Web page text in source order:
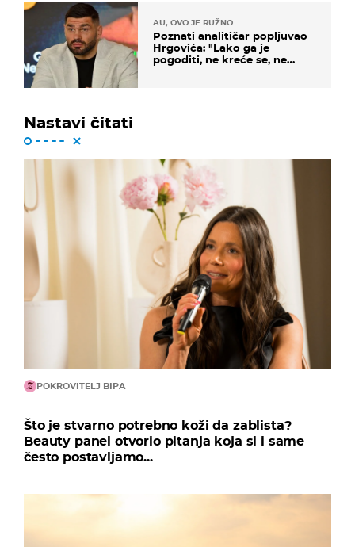
AU, OVO JE RUŽNO
Poznati analitičar popljuvao
Hrgovića: "Lako ga je
pogoditi, ne kreće se, ne
Nastavi čitati
POKROVITELJ BIPA
Što je stvarno potrebno koži da zablista?
Beauty panel otvorio pitanja koja si i same
često postavljamo...